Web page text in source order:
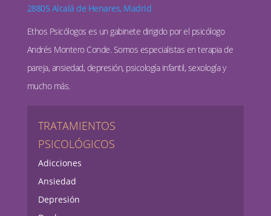
28805 Alcalá de Henares, Madrid
Ethos Psicólogos es un gabinete dirigido por el psicólogo
Andrés Montero Conde. Somos especialistas en terapia de
pareja, ansiedad, depresión, psicología infantil, sexología y
mucho más.
TRATAMIENTOS
PSICOLÓGICOS
Adicciones
Ansiedad
Depresión